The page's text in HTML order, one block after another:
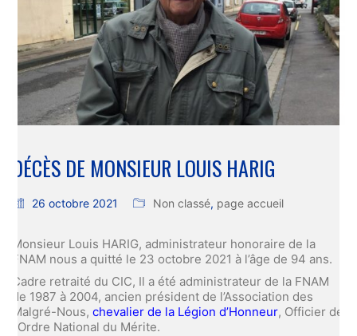
DÉCÈS DE MONSIEUR LOUIS HARIG
26 octobre 2021 Non classé, page accueil
Monsieur Louis HARIG, administrateur honoraire de la
FNAM nous a quitté le 23 octobre 2021 à l’âge de 94 ans.
Cadre retraité du CIC, Il a été administrateur de la FNAM
de 1987 à 2004, ancien président de l’Association des
Malgré-Nous, chevalier de la Légion d’Honneur, Officier de
l’Ordre National du Mérite.